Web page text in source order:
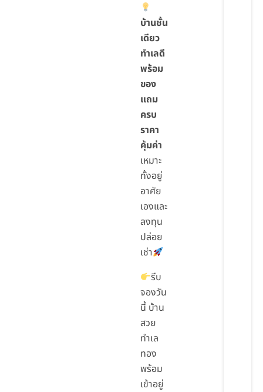
บ้านชั้น
เดียว
ทำเลดี
พร้อม
ของ
แถม
ครบ
ราคา
คุ้มค่า
เหมาะ
ทั้งอยู่
อาศัย
เองและ
ลงทุน
ปล่อย
เช่า
รีบ
จองวัน
นี้ บ้าน
สวย
ทำเล
ทอง
พร้อม
เข้าอยู่